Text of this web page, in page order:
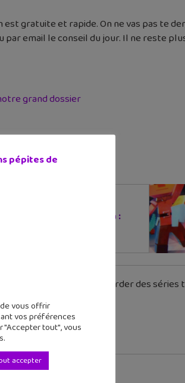
gratuite et rapide. On ne vas pas te
email le conseil du jour. Il ne reste
grand dossier
Chroniques de Elementia :
applications et regarder des séries
pépites de
vous offrir
vos préférences
"Accepter tout", vous
accepter